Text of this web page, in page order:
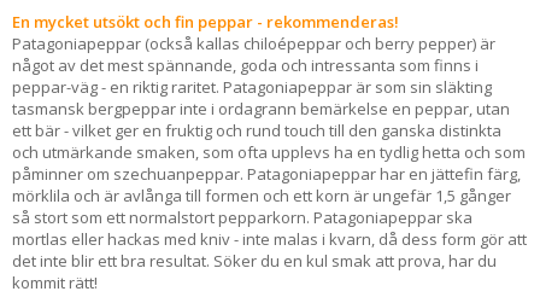
En mycket utsökt och fin peppar - rekommenderas!
Patagoniapeppar (också kallas chiloépeppar och berry pepper) är
något av det mest spännande, goda och intressanta som finns i
peppar-väg - en riktig raritet. Patagoniapeppar är som sin släkting
tasmansk bergpeppar inte i ordagrann bemärkelse en peppar, utan
ett bär - vilket ger en fruktig och rund touch till den ganska distinkta
och utmärkande smaken, som ofta upplevs ha en tydlig hetta och som
påminner om szechuanpeppar. Patagoniapeppar har en jättefin färg,
mörklila och är avlånga till formen och ett korn är ungefär 1,5 gånger
så stort som ett normalstort pepparkorn. Patagoniapeppar ska
mortlas eller hackas med kniv - inte malas i kvarn, då dess form gör att
det inte blir ett bra resultat. Söker du en kul smak att prova, har du
kommit rätt!